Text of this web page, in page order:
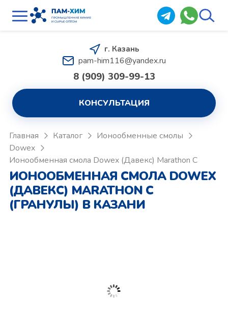
г. Казань
pam-him116@yandex.ru
8 (909) 309-99-13
КОНСУЛЬТАЦИЯ
Главная Каталог
Ионообменные смолы
Dowex
Ионообменная смола Dowex (Давекс) Marathon C
ИОНООБМЕННАЯ СМОЛА DOWEX
(ДАВЕКС) MARATHON C
(ГРАНУЛЫ) В КАЗАНИ